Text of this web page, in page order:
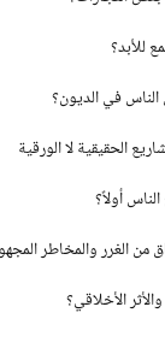
للأبد؟
في الديون؟
الحقيقية لا الورقية
أولاً؟
الغرر والمخاطر
الأخلاقي؟